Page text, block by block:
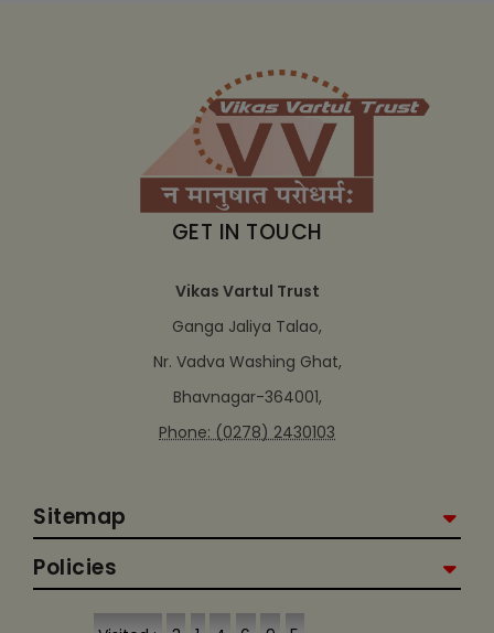
GET IN TOUCH
Vikas Vartul Trust
Ganga Jaliya Talao,
Nr. Vadva Washing Ghat,
Bhavnagar-364001,
Phone: (0278) 2430103
Sitemap
Policies